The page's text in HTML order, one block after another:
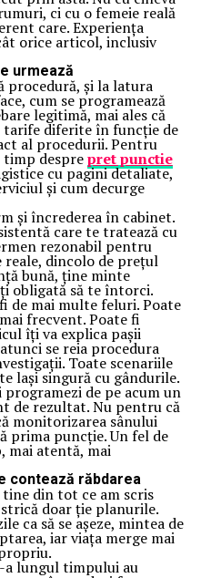
ci cu o femeie reală
care. Experiența
orice articol, inclusiv
urmează
procedură, și la latura
cum se programează
legitimă, mai ales că
tarife diferite în funcție de
al procedurii. Pentru
timp desprepret punctie
cu pagini detaliate,
și cum decurge
și încrederea în cabinet.
care te tratează cu
rezonabil pentru
dincolo de prețul
bună, ține minte
obligată să te întorci.
de mai multe feluri. Poate
frecvent. Poate fi
îți va explica pașii
se reia procedura
Toate scenariile
lași singură cu gândurile.
de pe acum un
de rezultat. Nu pentru că
monitorizarea sânului
prima puncție. Un fel de
mai atentă, mai
contează răbdarea
tine din tot ce am scris
doar ție planurile.
ca să se așeze, mintea de
iar viața merge mai
a lungul timpului au